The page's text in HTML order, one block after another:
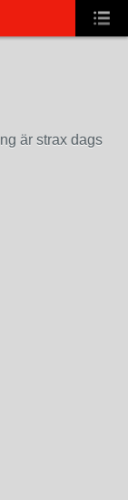
är strax dags